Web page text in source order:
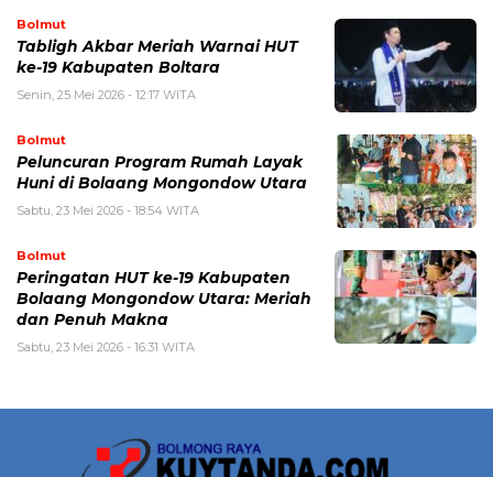
Bolmut
Tabligh Akbar Meriah Warnai HUT
ke-19 Kabupaten Boltara
Senin, 25 Mei 2026 - 12:17 WITA
Bolmut
Peluncuran Program Rumah Layak
Huni di Bolaang Mongondow Utara
Sabtu, 23 Mei 2026 - 18:54 WITA
Bolmut
Peringatan HUT ke-19 Kabupaten
Bolaang Mongondow Utara: Meriah
dan Penuh Makna
Sabtu, 23 Mei 2026 - 16:31 WITA